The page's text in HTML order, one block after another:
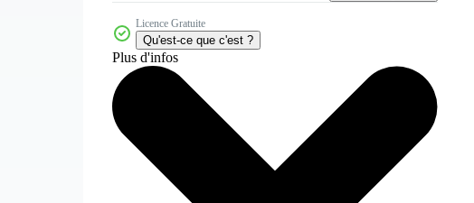
Licence Gratuite
Qu'est-ce que c'est ?
Plus d'infos